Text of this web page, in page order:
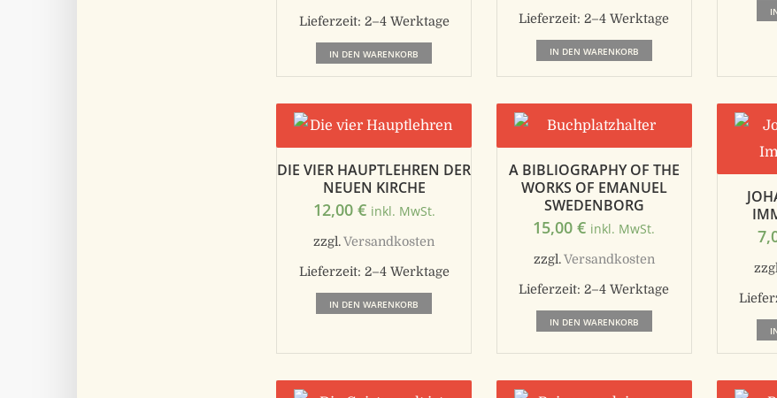
Lieferzeit: 2–4 Werktage
IN DEN WARENKORB
Lieferzeit:2–4 Werktage
IN DEN WARENKORB
DIE VIER HAUPTLEHREN DER
NEUEN KIRCHE
12,00 € inkl. MwSt.
zzgl.Versandkosten
Lieferzeit: 2–4 Werktage
IN DEN WARENKORB
A BIBLIOGRAPHY OF THE
WORKS OF EMANUEL
SWEDENBORG
15,00€ inkl. MwSt.
zzgl.Versandkosten
Lieferzeit:2–4 Werktage
IN DEN WARENKORB